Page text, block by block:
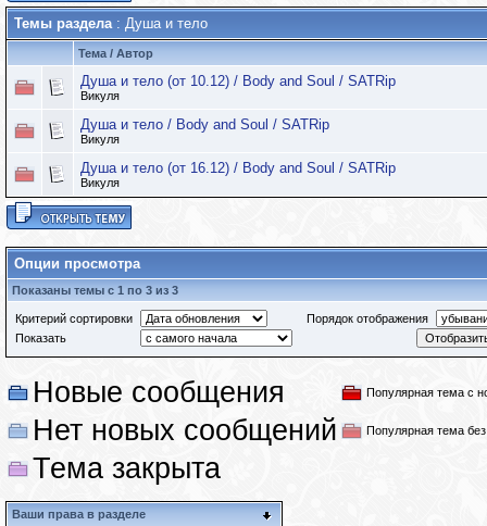
Темы раздела: Душа и тело
Тема / Автор
Душа и тело (от 10.12) / Body and Soul / SATRip
Викуля
Душа и тело / Body and Soul / SATRip
Викуля
Душа и тело (от 16.12) / Body and Soul / SATRip
Викуля
Опции просмотра
Показаны темы с 1 по 3 из 3
Критерий сортировки
Порядок отображения
Показать
Новые сообщения Популярная тема с
Нет новых сообщений Популярная тема
Тема закрыта
Ваши права в разделе